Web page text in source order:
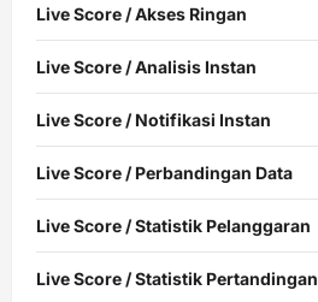
Live Score / Akses Ringan
Live Score / Analisis Instan
Live Score / Notifikasi Instan
Live Score / Perbandingan Data
Live Score / Statistik Pelanggaran
Live Score / Statistik Pertandingan